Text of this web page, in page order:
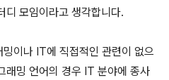
디 모임이라고 생각합니다.
이나 IT에 직접적인 관련이 없으
래밍 언어의 경우 IT 분야에 종사